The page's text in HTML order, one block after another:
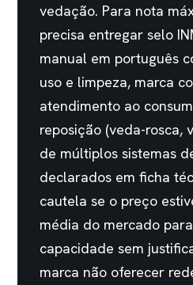
vedação. Para nota
precisa entregar selo
manual em português
uso e limpeza, marca
atendimento ao
reposição (veda-rosca,
de múltiplos sistemas
declarados em ficha
cautela se o preço
média do mercado
capacidade sem
marca não oferecer